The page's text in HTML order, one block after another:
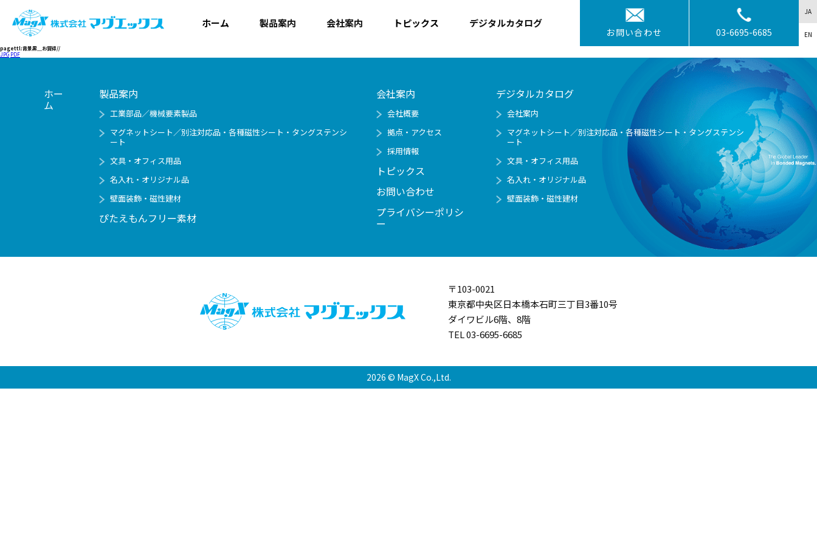
ホーム 製品案内 会社案内 トピックス デジタルカタログ
お問い合わせ 03-6695-6685 EN
JA
pagettl:背景黒＿お買得//
JPG PDF
ホー
ム
製品案内
工業部品／機械要素製品
マグネットシート／別注対応品・各種磁性シート・タングステンシ
ート
文具・オフィス用品
名入れ・オリジナル品
壁面装飾・磁性建材
ぴたえもんフリー素材
会社案内
会社概要
拠点・アクセス
採用情報
トピックス
お問い合わせ
プライバシーポリシ
ー
デジタルカタログ
会社案内
マグネットシート／別注対応品・各種磁性シート・タングステンシ
ート
文具・オフィス用品
名入れ・オリジナル品
壁面装飾・磁性建材
〒103-0021
東京都中央区日本橋本石町三丁目3番10号
ダイワビル6階、8階
TEL 03-6695-6685
2026 © MagX Co.,Ltd.